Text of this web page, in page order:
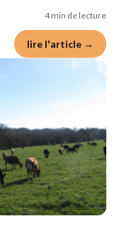
4 min de lecture
lire l'article →